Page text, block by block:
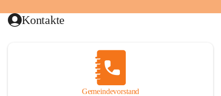
Kontakte
Gemeindevorstand